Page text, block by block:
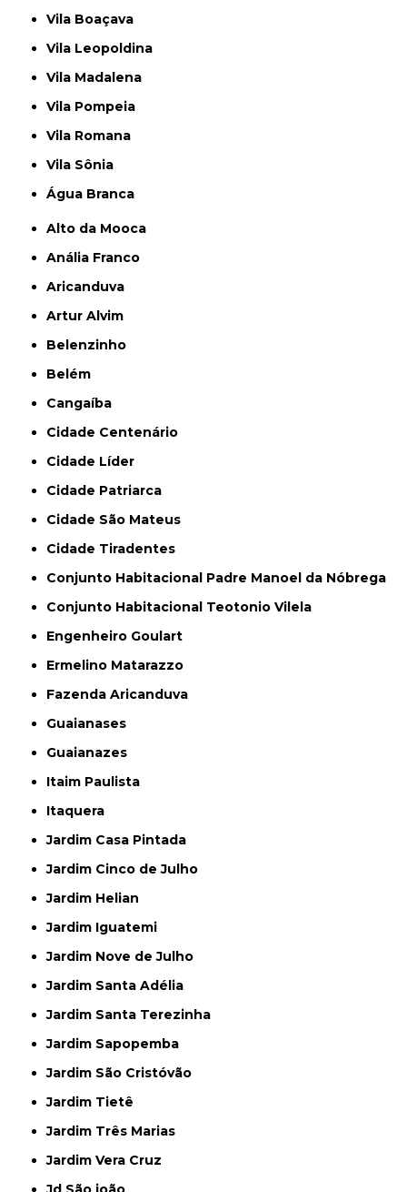
Vila Boaçava
Vila Leopoldina
Vila Madalena
Vila Pompeia
Vila Romana
Vila Sônia
Água Branca
Alto da Mooca
Anália Franco
Aricanduva
Artur Alvim
Belenzinho
Belém
Cangaíba
Cidade Centenário
Cidade Líder
Cidade Patriarca
Cidade São Mateus
Cidade Tiradentes
Conjunto Habitacional Padre Manoel da Nóbrega
Conjunto Habitacional Teotonio Vilela
Engenheiro Goulart
Ermelino Matarazzo
Fazenda Aricanduva
Guaianases
Guaianazes
Itaim Paulista
Itaquera
Jardim Casa Pintada
Jardim Cinco de Julho
Jardim Helian
Jardim Iguatemi
Jardim Nove de Julho
Jardim Santa Adélia
Jardim Santa Terezinha
Jardim Sapopemba
Jardim São Cristóvão
Jardim Tietê
Jardim Três Marias
Jardim Vera Cruz